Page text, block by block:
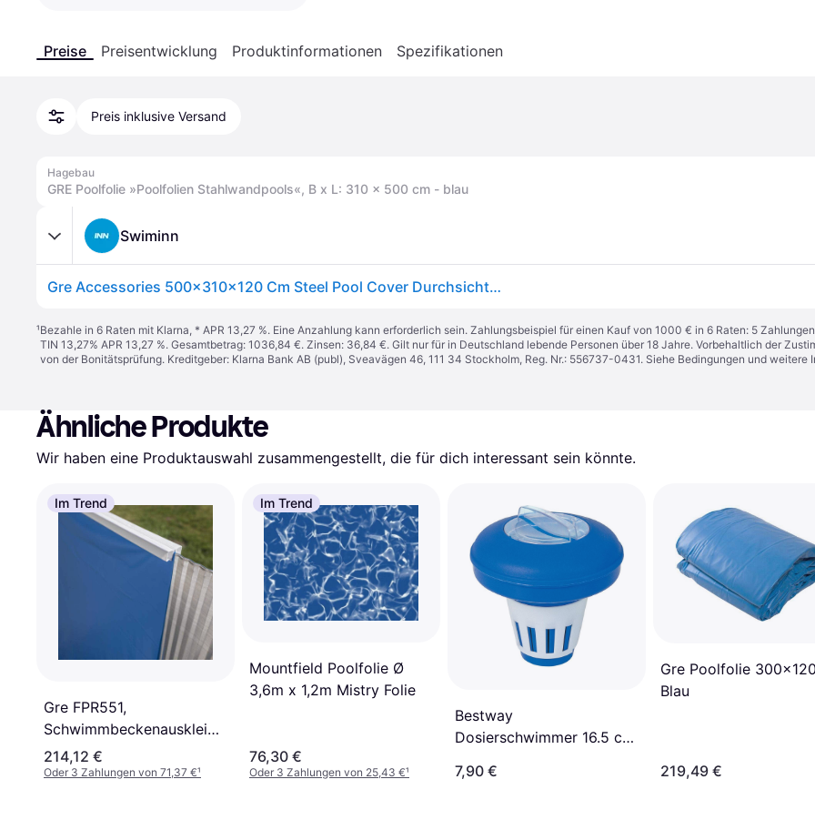
Preise Preisentwicklung Produktinformationen Spezifikationen
Preis inklusive Versand
Hagebau
GRE Poolfolie »Poolfolien Stahlwandpools«, B x L: 310 x 500 cm - blau
Swiminn
Gre Accessories 500x310x120 Cm Steel Pool Cover Durchsichtig 500 x 310 x 120 cm
¹Bezahle in 6 Raten mit Klarna, * APR 13,27 %. Eine Anzahlung kann erforderlich sein. Zahlungsbeispiel für einen Kauf von 1000 € in 6 Raten: 5
TIN 13,27% APR 13,27 %. Gesamtbetrag: 1036,84 €. Zinsen: 36,84 €. Gilt nur für in Deutschland lebende Personen über 18 Jahre. Vorbehaltlich der
von der Bonitätsprüfung. Kreditgeber: Klarna Bank AB (publ), Sveavägen 46, 111 34 Stockholm, Reg. Nr.: 556737-0431. Siehe Bedingungen und weitere
Ähnliche Produkte
Wir haben eine Produktauswahl zusammengestellt, die für dich interessant sein könnte.
Im Trend
Gre FPR551,
Schwimmbeckenauskleidung,
Blau, PVC, 1200 mm, 5,5
m
214,12 €
Oder 3 Zahlungen von 71,37 €¹
Im Trend
Mountfield Poolfolie Ø
3,6m x 1,2m Mistry Folie
76,30 €
Oder 3 Zahlungen von 25,43 €¹
Bestway
Dosierschwimmer 16.5 cm
7,90 €
Gre Poolfolie
Blau
219,49 €